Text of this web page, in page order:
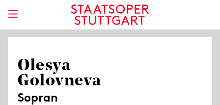
Olesya
Golovneva
Sopran